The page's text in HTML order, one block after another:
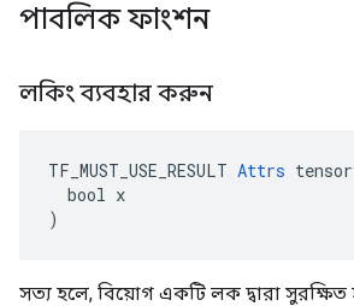
পাবলিক ফাংশন
লকিং ব্যবহার করুন
TF_MUST_USE_RESULT Attrs
  bool x
)
সত্য হলে, বিয়োগ একটি লক দ্বারা